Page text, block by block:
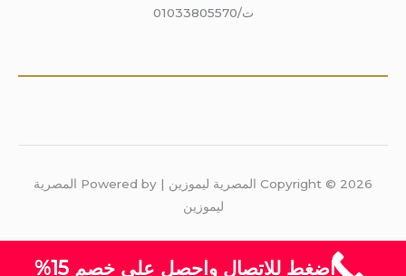
ت/01033805570
Copyright © 2026 المصرية ليموزين | Powered by المصرية
ليموزين
اضغط للاتصال واحصل على خصم 15%